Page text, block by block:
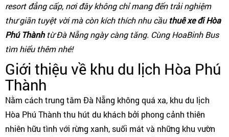
resort đẳng cấp, nơi đây không chỉ mang đến trải nghiệm
thư giãn tuyệt vời mà còn kích thích nhu cầu thuê xe đi Hòa
Phú Thànhtừ Đà Nẵng ngày càng tăng. Cùng HoaBinh Bus
tìm hiểu thêm nhé!
Giới thiệu về khu du lịch Hòa Phú
Thành
Nằm cách trung tâm Đà Nẵng không quá xa, khu du lịch
Hòa Phú Thành thu hút du khách bởi phong cảnh thiên
nhiên hữu tình với rừng xanh, suối mát và những khu vườn